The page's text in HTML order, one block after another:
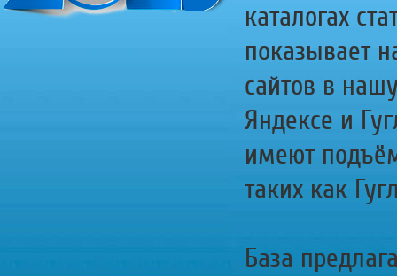
каталогах
показывает
сайтов в
Яндексе и
имеют
таких как
База